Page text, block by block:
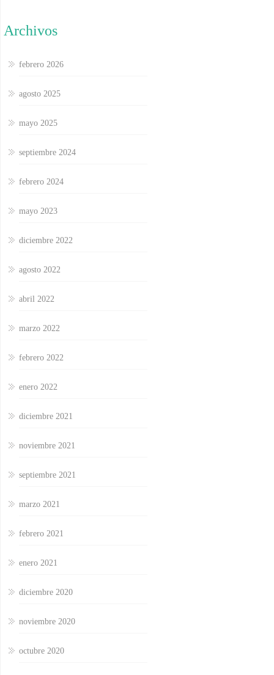
Archivos
febrero 2026
agosto 2025
mayo 2025
septiembre 2024
febrero 2024
mayo 2023
diciembre 2022
agosto 2022
abril 2022
marzo 2022
febrero 2022
enero 2022
diciembre 2021
noviembre 2021
septiembre 2021
marzo 2021
febrero 2021
enero 2021
diciembre 2020
noviembre 2020
octubre 2020